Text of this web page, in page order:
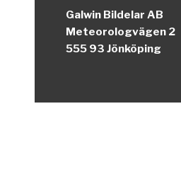
Galwin Bildelar AB
Meteorologvägen 2
555 93 Jönköping